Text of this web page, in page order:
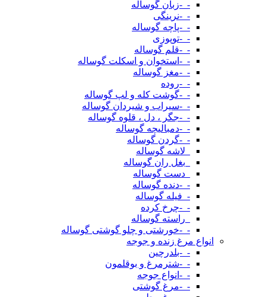
-_-زبان گوساله
-_-نرینگی
-_-پاچه گوساله
-_-توپوزی
-_-قلم گوساله
-_-استخوان و اسکلت گوساله
-_-مغز گوساله
-_-روده
-_-گوشت کله و لپ گوساله
-_-سیراب و شیردان گوساله
-_-جگر ، دل ، قلوه گوساله
-_-دمبالیچه گوساله
-_-گردن گوساله
_لاشه گوساله
_بغل ران گوساله
_دست گوساله
-_-دنده گوساله
-_فیله گوساله
-_-چرخ کرده
_راسته گوساله
-_-خورشتی و چلو گوشتی گوساله
انواع مرغ زنده و جوجه
-_-بلدرچین
-_-شترمرغ و بوقلمون
-_-انواع جوجه
-_-مرغ گوشتی